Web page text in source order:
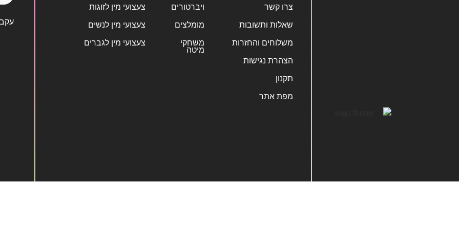
צרו קשר
שאלות ותשובות
משלוחים והחזרות
הצהרת נגישות
תקנון
מפת אתר
ויברטורים
מומלצים
משחקי
מיטה
צעצועי מין לזוגות
צעצועי מין לנשים
צעצועי מין לגברים